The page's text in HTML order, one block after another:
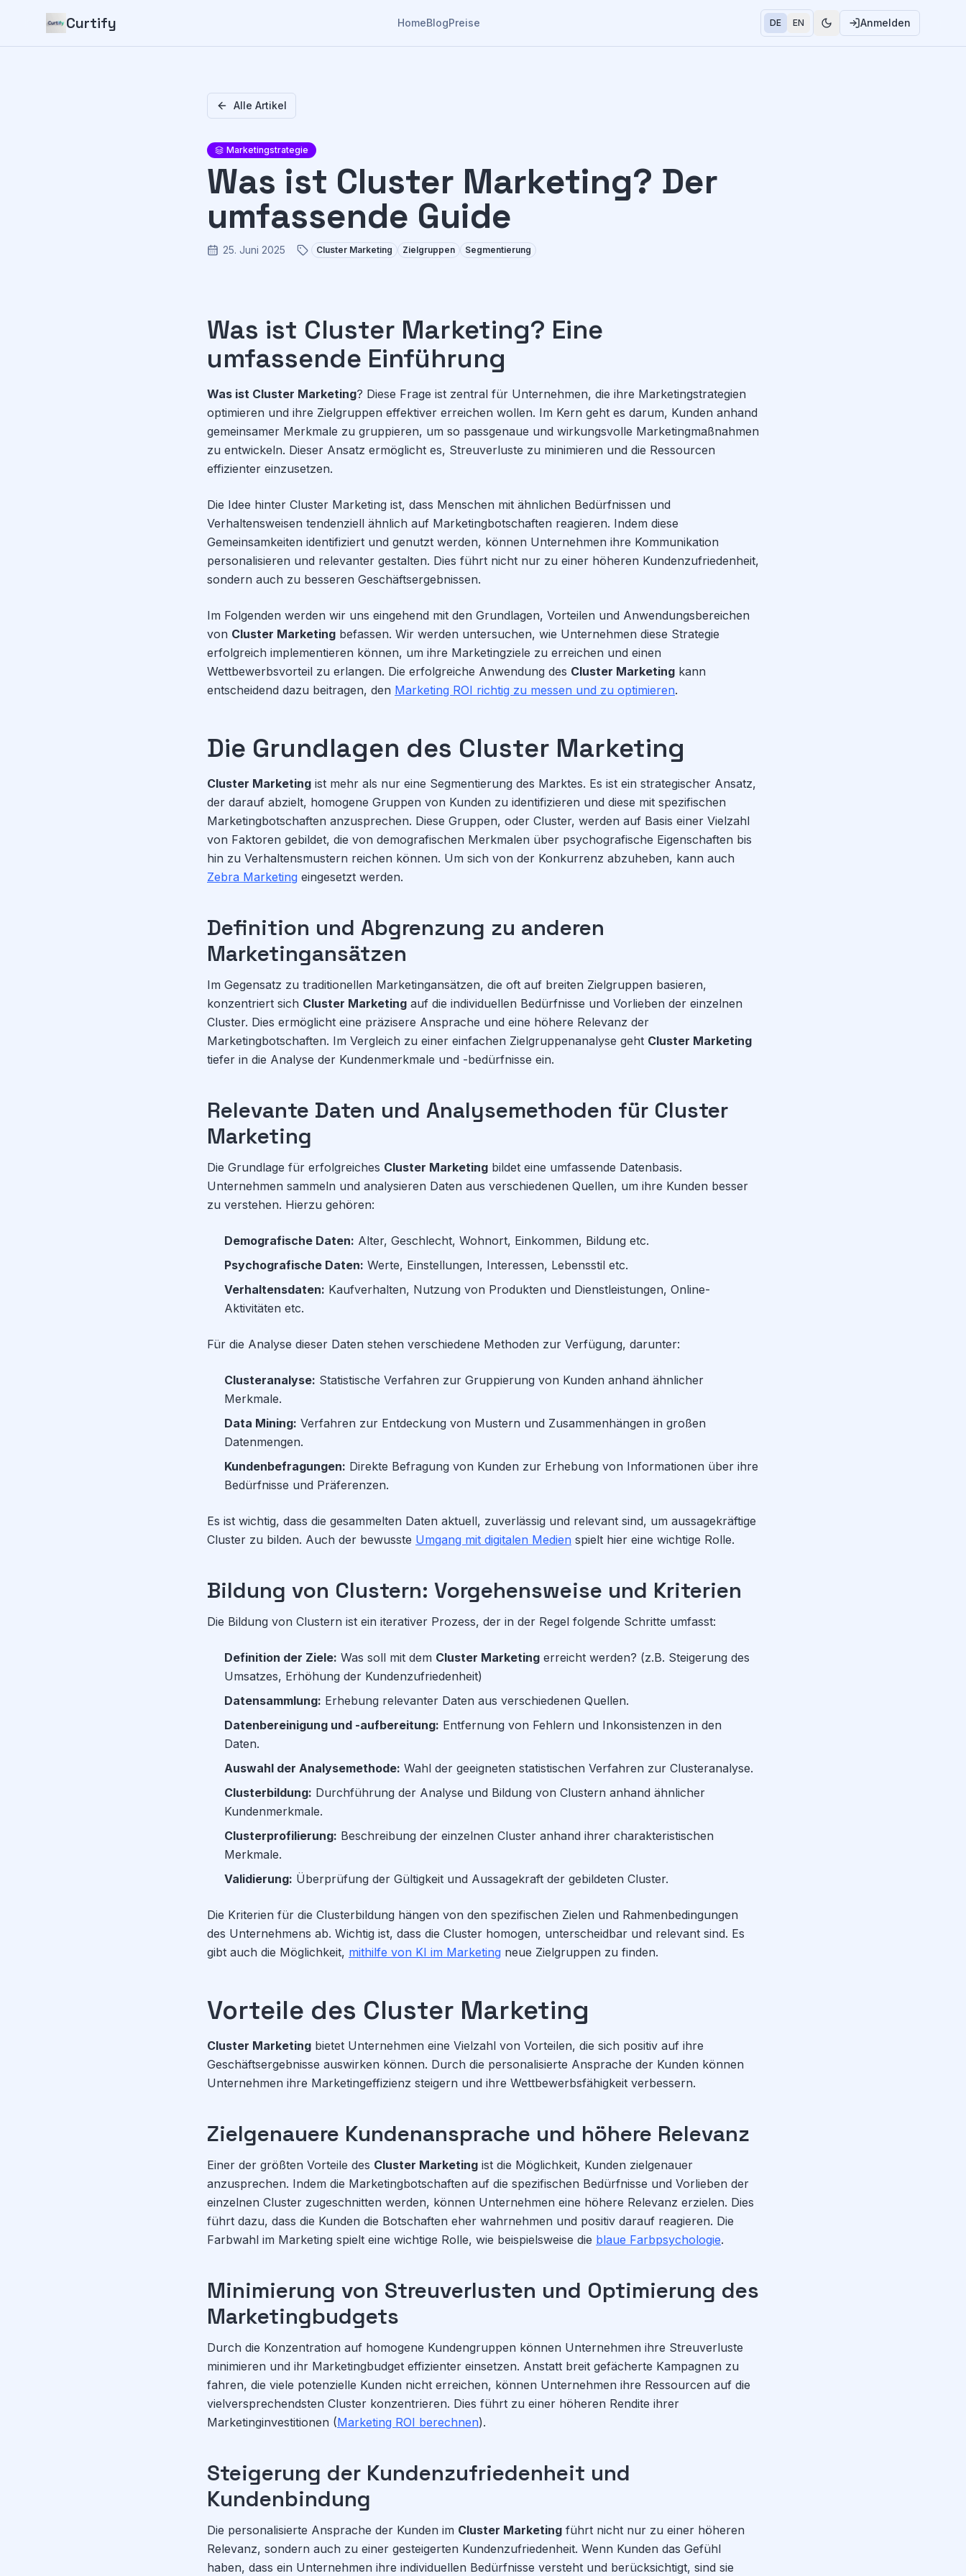
Curtify HomeBlogPreise DE EN Anmelden
Alle Artikel
Marketingstrategie
Was ist Cluster Marketing? Der
umfassende Guide
25. Juni 2025 Cluster Marketing Zielgruppen Segmentierung
Was ist Cluster Marketing? Eine
umfassende Einführung
Was ist Cluster Marketing? Diese Frage ist zentral für Unternehmen, die ihre Marketingstrategien
optimieren und ihre Zielgruppen effektiver erreichen wollen. Im Kern geht es darum, Kunden anhand
gemeinsamer Merkmale zu gruppieren, um so passgenaue und wirkungsvolle Marketingmaßnahmen
zu entwickeln. Dieser Ansatz ermöglicht es, Streuverluste zu minimieren und die Ressourcen
effizienter einzusetzen.
Die Idee hinter Cluster Marketing ist, dass Menschen mit ähnlichen Bedürfnissen und
Verhaltensweisen tendenziell ähnlich auf Marketingbotschaften reagieren. Indem diese
Gemeinsamkeiten identifiziert und genutzt werden, können Unternehmen ihre Kommunikation
personalisieren und relevanter gestalten. Dies führt nicht nur zu einer höheren Kundenzufriedenheit,
sondern auch zu besseren Geschäftsergebnissen.
Im Folgenden werden wir uns eingehend mit den Grundlagen, Vorteilen und Anwendungsbereichen
von Cluster Marketing befassen. Wir werden untersuchen, wie Unternehmen diese Strategie
erfolgreich implementieren können, um ihre Marketingziele zu erreichen und einen
Wettbewerbsvorteil zu erlangen. Die erfolgreiche Anwendung des Cluster Marketing kann
entscheidend dazu beitragen, den Marketing ROI richtig zu messen und zu optimieren.
Die Grundlagen des Cluster Marketing
Cluster Marketing ist mehr als nur eine Segmentierung des Marktes. Es ist ein strategischer Ansatz,
der darauf abzielt, homogene Gruppen von Kunden zu identifizieren und diese mit spezifischen
Marketingbotschaften anzusprechen. Diese Gruppen, oder Cluster, werden auf Basis einer Vielzahl
von Faktoren gebildet, die von demografischen Merkmalen über psychografische Eigenschaften bis
hin zu Verhaltensmustern reichen können. Um sich von der Konkurrenz abzuheben, kann auch
Zebra Marketing eingesetzt werden.
Definition und Abgrenzung zu anderen
Marketingansätzen
Im Gegensatz zu traditionellen Marketingansätzen, die oft auf breiten Zielgruppen basieren,
konzentriert sich Cluster Marketing auf die individuellen Bedürfnisse und Vorlieben der einzelnen
Cluster. Dies ermöglicht eine präzisere Ansprache und eine höhere Relevanz der
Marketingbotschaften. Im Vergleich zu einer einfachen Zielgruppenanalyse geht Cluster Marketing
tiefer in die Analyse der Kundenmerkmale und -bedürfnisse ein.
Relevante Daten und Analysemethoden für Cluster
Marketing
Die Grundlage für erfolgreiches Cluster Marketing bildet eine umfassende Datenbasis.
Unternehmen sammeln und analysieren Daten aus verschiedenen Quellen, um ihre Kunden besser
zu verstehen. Hierzu gehören:
Demografische Daten: Alter, Geschlecht, Wohnort, Einkommen, Bildung etc.
Psychografische Daten: Werte, Einstellungen, Interessen, Lebensstil etc.
Verhaltensdaten: Kaufverhalten, Nutzung von Produkten und Dienstleistungen, Online-
Aktivitäten etc.
Für die Analyse dieser Daten stehen verschiedene Methoden zur Verfügung, darunter:
Clusteranalyse: Statistische Verfahren zur Gruppierung von Kunden anhand ähnlicher
Merkmale.
Data Mining: Verfahren zur Entdeckung von Mustern und Zusammenhängen in großen
Datenmengen.
Kundenbefragungen: Direkte Befragung von Kunden zur Erhebung von Informationen über ihre
Bedürfnisse und Präferenzen.
Es ist wichtig, dass die gesammelten Daten aktuell, zuverlässig und relevant sind, um aussagekräftige
Cluster zu bilden. Auch der bewusste Umgang mit digitalen Medien spielt hier eine wichtige Rolle.
Bildung von Clustern: Vorgehensweise und Kriterien
Die Bildung von Clustern ist ein iterativer Prozess, der in der Regel folgende Schritte umfasst:
Definition der Ziele: Was soll mit dem Cluster Marketing erreicht werden? (z.B. Steigerung des
Umsatzes, Erhöhung der Kundenzufriedenheit)
Datensammlung: Erhebung relevanter Daten aus verschiedenen Quellen.
Datenbereinigung und -aufbereitung: Entfernung von Fehlern und Inkonsistenzen in den
Daten.
Auswahl der Analysemethode: Wahl der geeigneten statistischen Verfahren zur Clusteranalyse.
Clusterbildung: Durchführung der Analyse und Bildung von Clustern anhand ähnlicher
Kundenmerkmale.
Clusterprofilierung: Beschreibung der einzelnen Cluster anhand ihrer charakteristischen
Merkmale.
Validierung: Überprüfung der Gültigkeit und Aussagekraft der gebildeten Cluster.
Die Kriterien für die Clusterbildung hängen von den spezifischen Zielen und Rahmenbedingungen
des Unternehmens ab. Wichtig ist, dass die Cluster homogen, unterscheidbar und relevant sind. Es
gibt auch die Möglichkeit, mithilfe von KI im Marketing neue Zielgruppen zu finden.
Vorteile des Cluster Marketing
Cluster Marketing bietet Unternehmen eine Vielzahl von Vorteilen, die sich positiv auf ihre
Geschäftsergebnisse auswirken können. Durch die personalisierte Ansprache der Kunden können
Unternehmen ihre Marketingeffizienz steigern und ihre Wettbewerbsfähigkeit verbessern.
Zielgenauere Kundenansprache und höhere Relevanz
Einer der größten Vorteile des Cluster Marketing ist die Möglichkeit, Kunden zielgenauer
anzusprechen. Indem die Marketingbotschaften auf die spezifischen Bedürfnisse und Vorlieben der
einzelnen Cluster zugeschnitten werden, können Unternehmen eine höhere Relevanz erzielen. Dies
führt dazu, dass die Kunden die Botschaften eher wahrnehmen und positiv darauf reagieren. Die
Farbwahl im Marketing spielt eine wichtige Rolle, wie beispielsweise die blaue Farbpsychologie.
Minimierung von Streuverlusten und Optimierung des
Marketingbudgets
Durch die Konzentration auf homogene Kundengruppen können Unternehmen ihre Streuverluste
minimieren und ihr Marketingbudget effizienter einsetzen. Anstatt breit gefächerte Kampagnen zu
fahren, die viele potenzielle Kunden nicht erreichen, können Unternehmen ihre Ressourcen auf die
vielversprechendsten Cluster konzentrieren. Dies führt zu einer höheren Rendite ihrer
Marketinginvestitionen (Marketing ROI berechnen).
Steigerung der Kundenzufriedenheit und
Kundenbindung
Die personalisierte Ansprache der Kunden im Cluster Marketing führt nicht nur zu einer höheren
Relevanz, sondern auch zu einer gesteigerten Kundenzufriedenheit. Wenn Kunden das Gefühl
haben, dass ein Unternehmen ihre individuellen Bedürfnisse versteht und berücksichtigt, sind sie